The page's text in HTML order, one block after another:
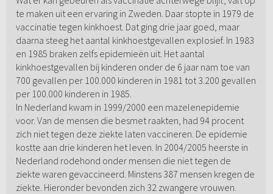
te maken uit een ervaring in Zweden. Daar stopte in 1979 de
vaccinatie tegen kinkhoest. Dat ging drie jaar goed, maar
daarna steeg het aantal kinkhoestgevallen explosief. In 1983
en 1985 braken zelfs epidemieën uit. Het aantal
kinkhoestgevallen bij kinderen onder de 6 jaar nam toe van
700 gevallen per 100.000 kinderen in 1981 tot 3.200 gevallen
per 100.000 kinderen in 1985.
In Nederland kwam in 1999/2000 een mazelenepidemie
voor. Van de mensen die besmet raakten, had 94 procent
zich niet tegen deze ziekte laten vaccineren. De epidemie
kostte aan drie kinderen het leven. In 2004/2005 heerste in
Nederland rodehond onder mensen die niet tegen de
ziekte waren gevaccineerd. Minstens 387 mensen kregen de
ziekte. Hieronder bevonden zich 32 zwangere vrouwen.